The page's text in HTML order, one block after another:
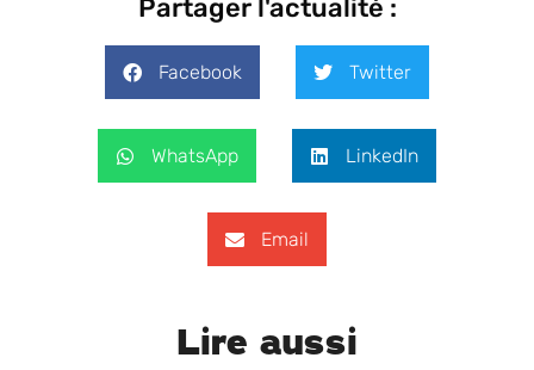
Partager l'actualité :
Facebook Twitter
WhatsApp LinkedIn
Email
Lire aussi